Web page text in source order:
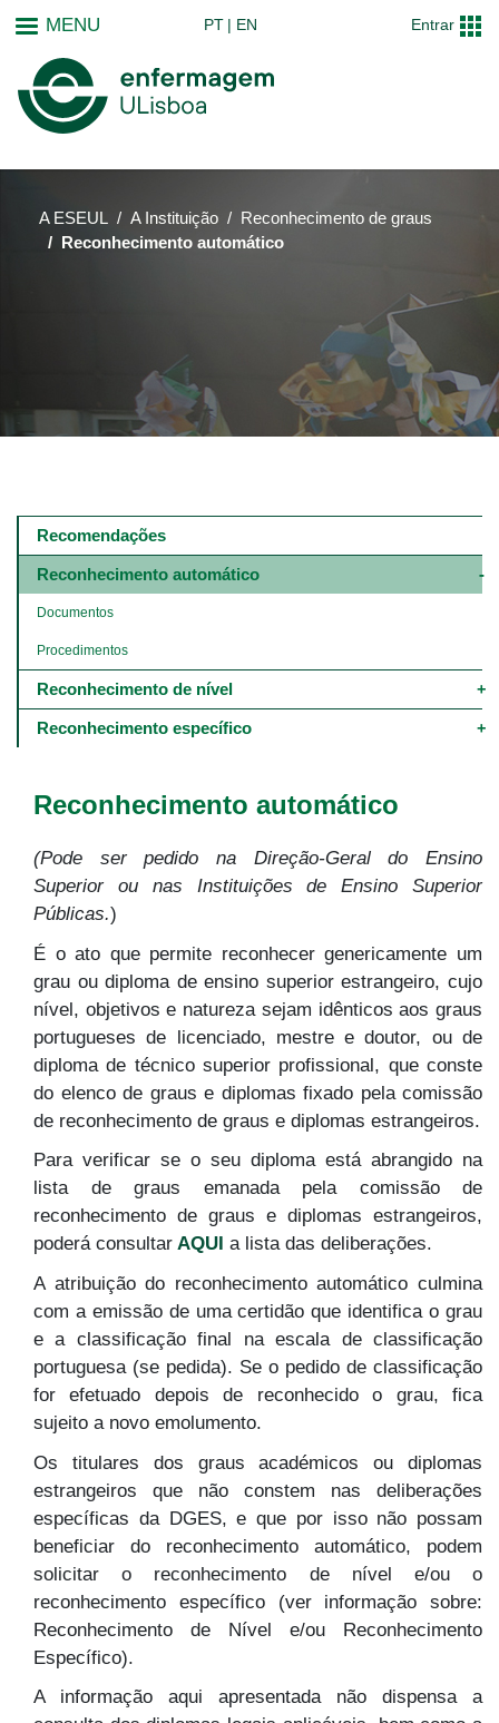
MENU PT EN Entrar
A ESEUL A Instituição
Reconhecimento de graus
Reconhecimento automático
Reconhecimento automático
(Pode ser pedido na Direção-Geral do Ensino
Superior ou nas Instituições de Ensino Superior
Públicas.)
É o ato que permite reconhecer genericamente um
grau ou diploma de ensino superior estrangeiro, cujo
nível, objetivos e natureza sejam idênticos aos graus
portugueses de licenciado, mestre e doutor, ou de
diploma de técnico superior profissional, que conste
do elenco de graus e diplomas fixado pela comissão
de reconhecimento de graus e diplomas estrangeiros.
Para verificar se o seu diploma está abrangido na
lista de graus emanada pela comissão de
reconhecimento de graus e diplomas estrangeiros,
poderá consultar AQUI a lista das deliberações.
A atribuição do reconhecimento automático culmina
com a emissão de uma certidão que identifica o grau
e a classificação final na escala de classificação
portuguesa (se pedida). Se o pedido de classificação
for efetuado depois de reconhecido o grau, fica
sujeito a novo emolumento.
Os titulares dos graus académicos ou diplomas
estrangeiros que não constem nas deliberações
específicas da DGES, e que por isso não possam
beneficiar do reconhecimento automático, podem
solicitar o reconhecimento de nível e/ou o
reconhecimento específico (ver informação sobre:
Reconhecimento de Nível e/ou Reconhecimento
Específico).
A informação aqui apresentada não dispensa a
Main
navigation
Recomendações
Reconhecimento automático
Documentos
Procedimentos
Reconhecimento de nível
Reconhecimento específico